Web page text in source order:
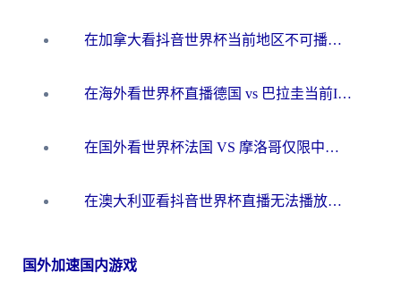
在加拿大看抖音世界杯当前地区不可播放？海外党体育观赛终极指南
在海外看世界杯直播德国 vs 巴拉圭当前IP受限制？这篇指南帮你轻松解决地区限制
在国外看世界杯法国 VS 摩洛哥仅限中国大陆？别让地域限制拦下你的欢呼
在澳大利亚看抖音世界杯直播无法播放？海外党体育观赛终极指南来了！
国外加速国内游戏